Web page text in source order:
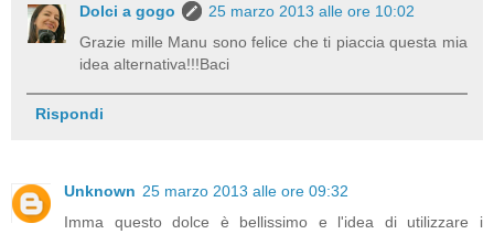
Dolci a gogo
25 marzo 2013 alle ore 10:02
Grazie mille Manu sono felice che ti piaccia questa mia
idea alternativa!!!Baci
Rispondi
Unknown 25 marzo 2013 alle ore 09:32
Imma questo dolce è bellissimo e l'idea di utilizzare i